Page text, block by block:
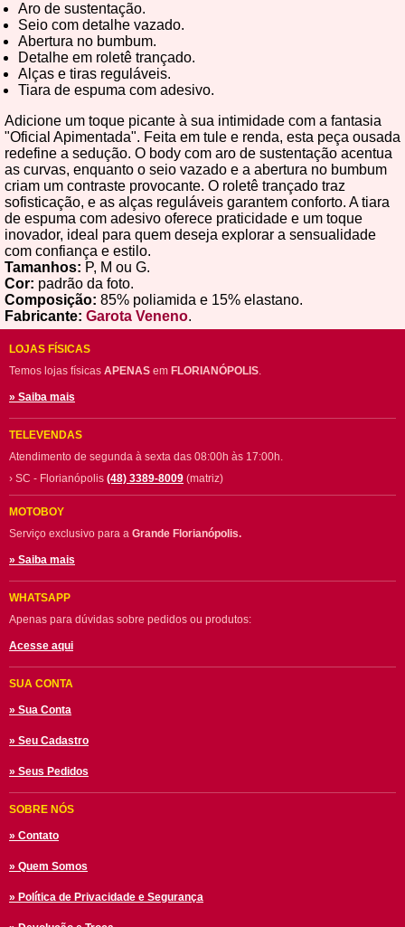
Aro de sustentação.
Seio com detalhe vazado.
Abertura no bumbum.
Detalhe em roletê trançado.
Alças e tiras reguláveis.
Tiara de espuma com adesivo.
Adicione um toque picante à sua intimidade com a fantasia
"Oficial Apimentada". Feita em tule e renda, esta peça ousada
redefine a sedução. O body com aro de sustentação acentua
as curvas, enquanto o seio vazado e a abertura no bumbum
criam um contraste provocante. O roletê trançado traz
sofisticação, e as alças reguláveis garantem conforto. A tiara
de espuma com adesivo oferece praticidade e um toque
inovador, ideal para quem deseja explorar a sensualidade
com confiança e estilo.
Tamanhos: P, M ou G.
Cor: padrão da foto.
Composição: 85% poliamida e 15% elastano.
Fabricante: Garota Veneno.
LOJAS FÍSICAS
Temos lojas físicas APENAS em FLORIANÓPOLIS.
» Saiba mais
TELEVENDAS
Atendimento de segunda à sexta das 08:00h às 17:00h.
› SC - Florianópolis (48) 3389-8009 (matriz)
MOTOBOY
Serviço exclusivo para a Grande Florianópolis.
» Saiba mais
WHATSAPP
Apenas para dúvidas sobre pedidos ou produtos:
Acesse aqui
SUA CONTA
» Sua Conta
» Seu Cadastro
» Seus Pedidos
SOBRE NÓS
» Contato
» Quem Somos
» Política de Privacidade e Segurança